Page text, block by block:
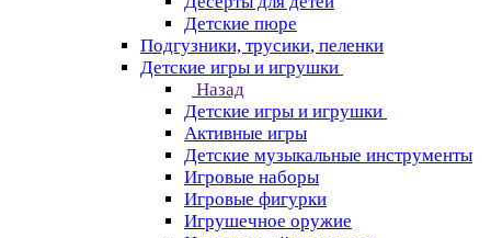
Детские пюре
Подгузники, трусики, пеленки
Детские игры и игрушки
Назад
Детские игры и игрушки
Активные игры
Детские музыкальные инструменты
Игровые наборы
Игровые фигурки
Игрушечное оружие